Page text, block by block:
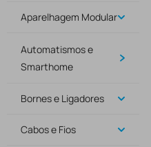
Aparelhagem Modular
Automatismos e
Smarthome
Bornes e Ligadores
Cabos e Fios